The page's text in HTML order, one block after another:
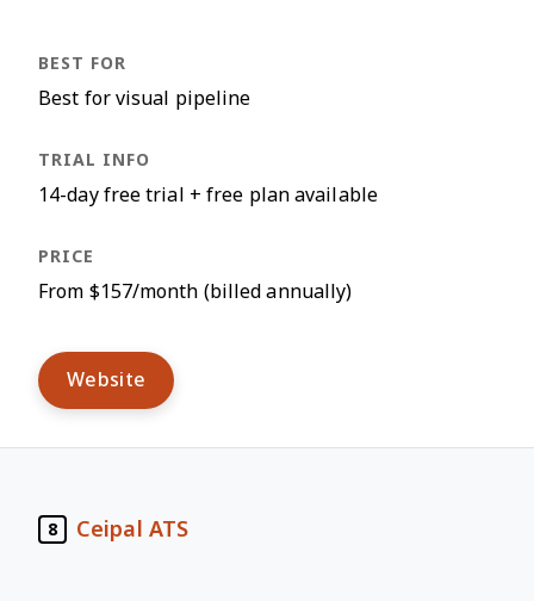
Best for visual pipeline
14-day free trial + free plan available
From $157/month (billed annually)
Website
8 Ceipal ATS